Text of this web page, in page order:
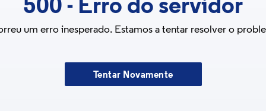
500 - Erro do servidor
um erro inesperado. Estamos a tentar resolver o
Tentar Novamente